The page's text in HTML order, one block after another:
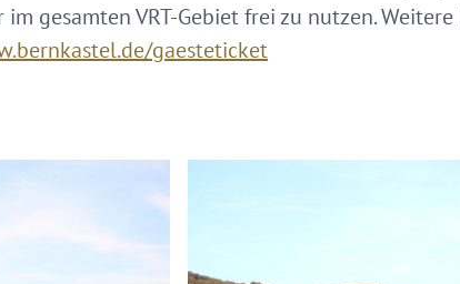
im gesamten VRT-Gebiet frei zu nutzen.
gaesteticket